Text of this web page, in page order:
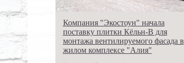
Компания "Экостоун" начала
поставку плитки Кёльн-В для
монтажа вентилируемого фасада в
жилом комплексе "Алия"